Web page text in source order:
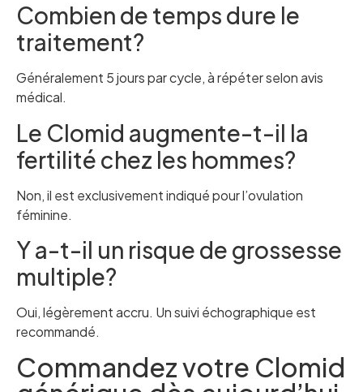
Combien de temps dure le
traitement?
Généralement 5 jours par cycle, à répéter selon avis
médical.
Le Clomid augmente-t-il la
fertilité chez les hommes?
Non, il est exclusivement indiqué pour l’ovulation
féminine.
Y a-t-il un risque de grossesse
multiple?
Oui, légèrement accru. Un suivi échographique est
recommandé.
Commandez votre Clomid